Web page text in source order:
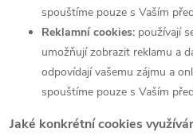
spouštíme pouze s Vaším
Reklamní cookies: používají
umožňují zobrazit reklamu a
odpovídají vašemu zájmu a
spouštíme pouze s Vaším
Jaké konkrétní cookies